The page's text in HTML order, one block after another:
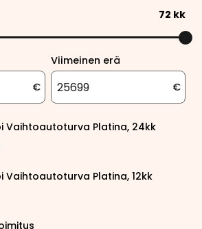
72 kk
€
Viimeinen erä
€
Vaihtoautoturva Platina, 24kk
Vaihtoautoturva Platina, 12kk